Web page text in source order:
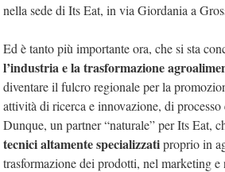
nella sede di Its Eat, in via Giordania a
Ed è tanto più importante ora, che si sta
l’industria e la trasformazione
diventare il fulcro regionale per la
attività di ricerca e innovazione, di processo
Dunque, un partner “naturale” per Its Eat,
tecnici altamente specializzatiproprio in
trasformazione dei prodotti, nel marketing e